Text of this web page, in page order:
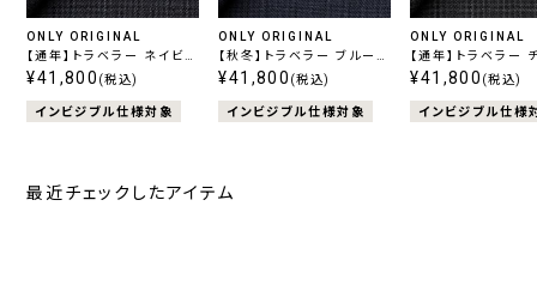
ONLY ORIGINAL
【通年】トラベラー ネイビー
柄無地
¥41,800 (税込)
インビジブル仕様対象
ONLY ORIGINAL
【秋冬】トラベラー ブルーチ
ェック
¥41,800 (税込)
インビジブル仕様対象
ONLY ORIGINAL
【通年】トラベラー
ル柄無地
¥41,800 (税込)
インビジブル仕様
最近チェックしたアイテム